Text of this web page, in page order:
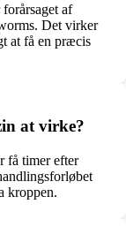
af
Det virker
at få en præcis
at virke?
få timer efter
kroppen.